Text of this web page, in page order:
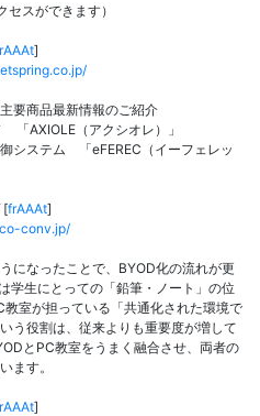
セスができます）
]
要商品最新情報のご紹介
「AXIOLE（アクシオレ）」
システム 「eFEREC（イーフェレッ
[frAAAt]
conv.jp/
になったことで、BYOD化の流れが更
学生にとっての「鉛筆・ノート」の位
室が担っている「共通化された環境で
う役割は、従来よりも重要度が増して
とPC教室をうまく融合させ、両者の
ます。
]